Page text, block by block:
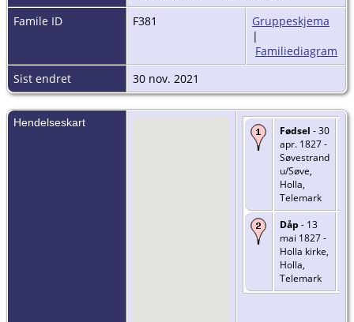
Famile ID
F381
Gruppeskjema
|
Familiediagram
Sist endret
30 nov. 2021
Hendelseskart
Fødsel - 30
apr. 1827 -
Søvestrand
u/Søve,
Holla,
Telemark
Dåp - 13
mai 1827 -
Holla kirke,
Holla,
Telemark